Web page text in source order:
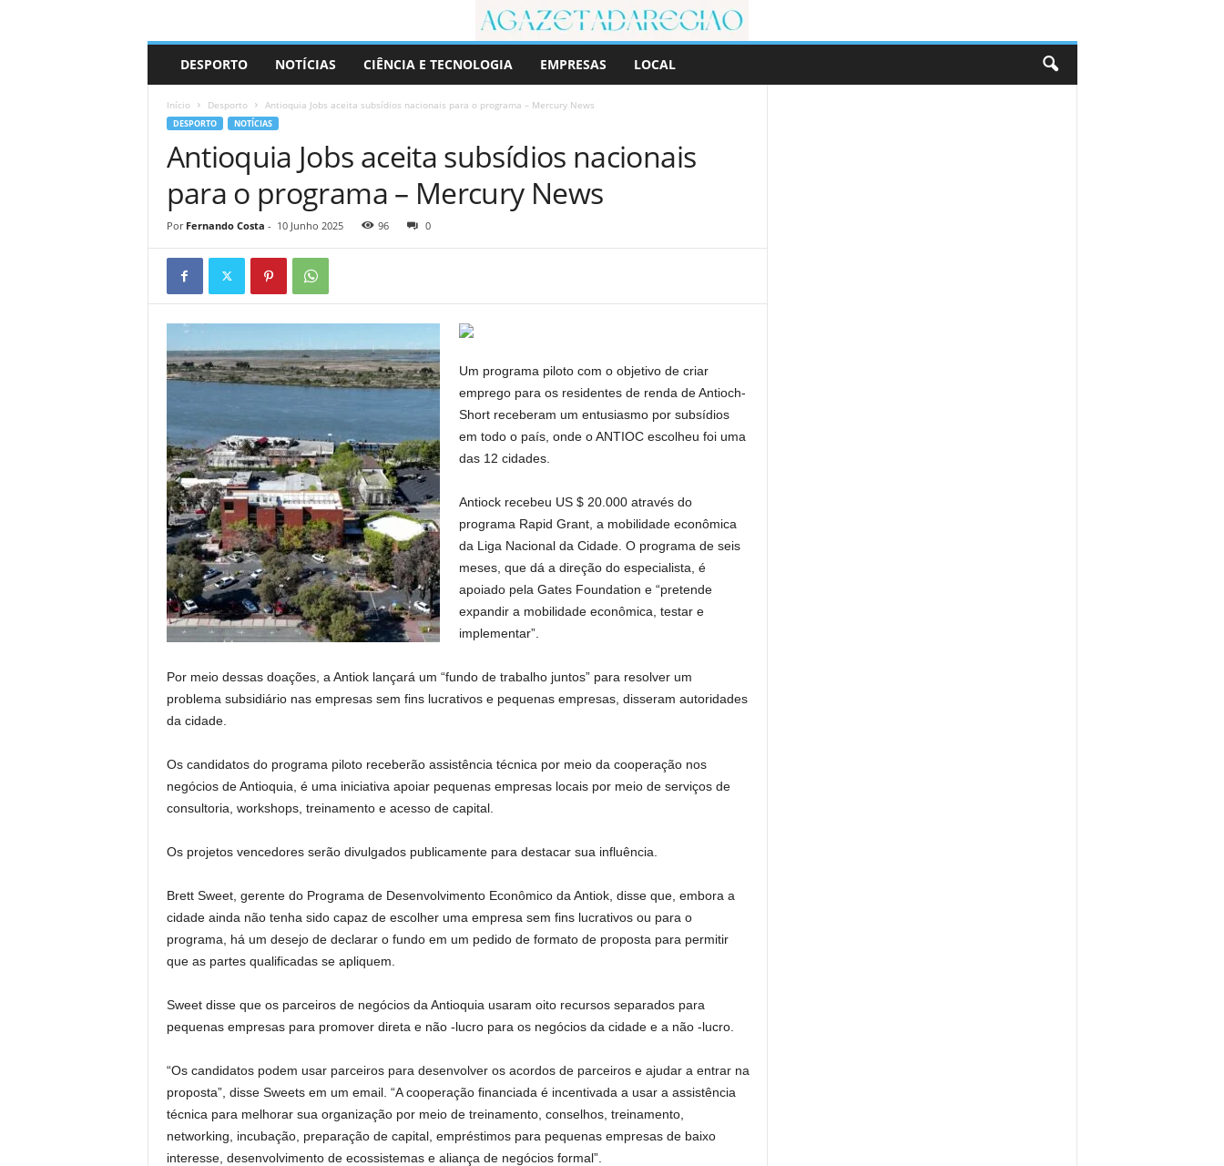
r
DESPORTO NOTÍCIAS CIÊNCIA E TECNOLOGIA EMPRESAS LOCAL
Início Desporto Antioquia Jobs aceita subsídios nacionais para o programa – Mercury News
DESPORTO NOTÍCIAS
Antioquia Jobs aceita subsídios nacionais
para o programa – Mercury News
Por Fernando Costa - 10 Junho 2025 96 0
Um programa piloto com o objetivo de criar
emprego para os residentes de renda de Antioch-
Short receberam um entusiasmo por subsídios
em todo o país, onde o ANTIOC escolheu foi uma
das 12 cidades.
Antiock recebeu US $ 20.000 através do
programa Rapid Grant, a mobilidade econômica
da Liga Nacional da Cidade. O programa de seis
meses, que dá a direção do especialista, é
apoiado pela Gates Foundation e “pretende
expandir a mobilidade econômica, testar e
implementar”.
Por meio dessas doações, a Antiok lançará um “fundo de trabalho juntos” para resolver um
problema subsidiário nas empresas sem fins lucrativos e pequenas empresas, disseram autoridades
da cidade.
Os candidatos do programa piloto receberão assistência técnica por meio da cooperação nos
negócios de Antioquia, é uma iniciativa apoiar pequenas empresas locais por meio de serviços de
consultoria, workshops, treinamento e acesso de capital.
Os projetos vencedores serão divulgados publicamente para destacar sua influência.
Brett Sweet, gerente do Programa de Desenvolvimento Econômico da Antiok, disse que, embora a
cidade ainda não tenha sido capaz de escolher uma empresa sem fins lucrativos ou para o
programa, há um desejo de declarar o fundo em um pedido de formato de proposta para permitir
que as partes qualificadas se apliquem.
Sweet disse que os parceiros de negócios da Antioquia usaram oito recursos separados para
pequenas empresas para promover direta e não -lucro para os negócios da cidade e a não -lucro.
“Os candidatos podem usar parceiros para desenvolver os acordos de parceiros e ajudar a entrar na
proposta”, disse Sweets em um email. “A cooperação financiada é incentivada a usar a assistência
técnica para melhorar sua organização por meio de treinamento, conselhos, treinamento,
networking, incubação, preparação de capital, empréstimos para pequenas empresas de baixo
interesse, desenvolvimento de ecossistemas e aliança de negócios formal”.